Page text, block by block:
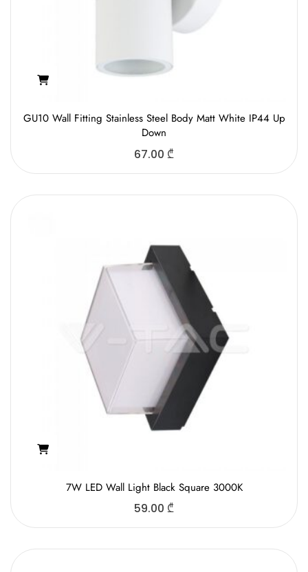
GU10 Wall Fitting Stainless Steel Body Matt White IP44 Up
Down
67.00 ₾
7W LED Wall Light Black Square 3000K
59.00 ₾